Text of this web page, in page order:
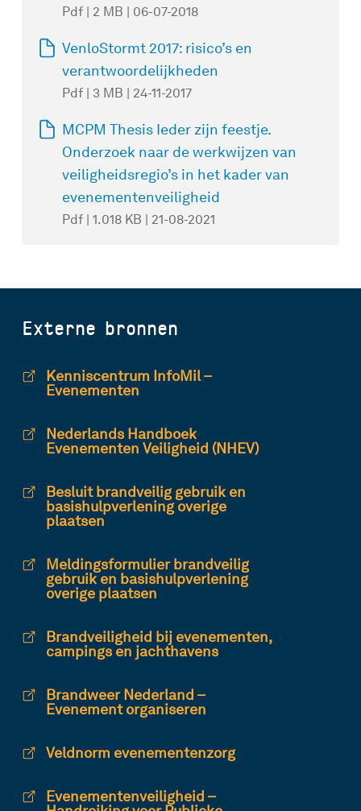
Pdf | 2 MB | 06-07-2018
VenloStormt 2017: risico’s en
verantwoordelijkheden
Pdf | 3 MB | 24-11-2017
MCPM Thesis Ieder zijn feestje.
Onderzoek naar de werkwijzen van
veiligheidsregio’s in het kader van
evenementenveiligheid
Pdf | 1.018 KB | 21-08-2021
Externe bronnen
Kenniscentrum InfoMil –
Evenementen
Nederlands Handboek
Evenementen Veiligheid (NHEV)
Besluit brandveilig gebruik en
basishulpverlening overige
plaatsen
Meldingsformulier brandveilig
gebruik en basishulpverlening
overige plaatsen
Brandveiligheid bij evenementen,
campings en jachthavens
Brandweer Nederland –
Evenement organiseren
Veldnorm evenementenzorg
Evenementenveiligheid –